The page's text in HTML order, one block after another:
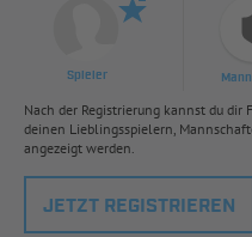
Spieler
Nach der Registrierung kannst du dir
deinen Lieblingsspielern,
angezeigt werden.
JETZT REGISTRIEREN